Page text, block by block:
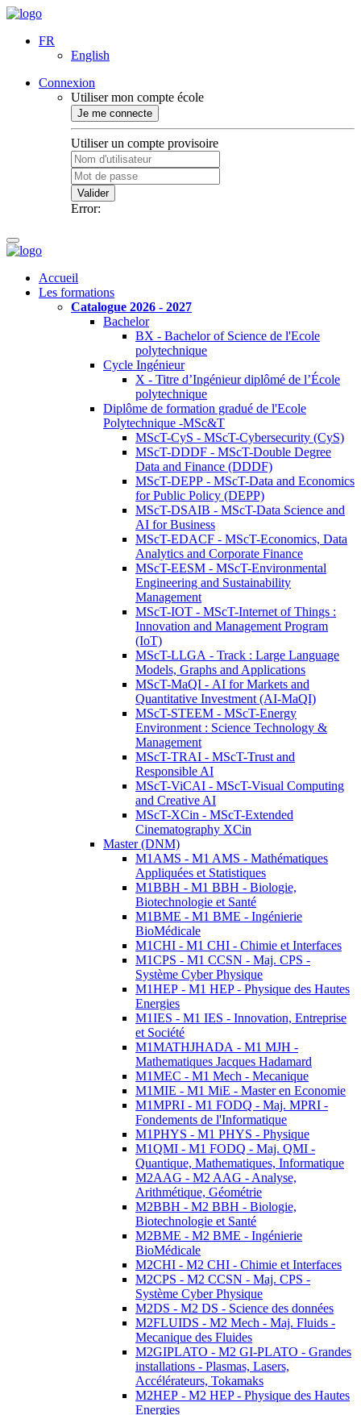
FR
English
Connexion
Utiliser mon compte école
Je me connecte
Utiliser un compte provisoire
Valider
Error:
Accueil
Les formations
Catalogue 2026 - 2027
Bachelor
BX - Bachelor of Science de l'Ecole
polytechnique
Cycle Ingénieur
X - Titre d’Ingénieur diplômé de l’École
polytechnique
Diplôme de formation gradué de l'Ecole
Polytechnique -MSc&T
MScT-CyS - MScT-Cybersecurity (CyS)
MScT-DDDF - MScT-Double Degree
Data and Finance (DDDF)
MScT-DEPP - MScT-Data and Economics
for Public Policy (DEPP)
MScT-DSAIB - MScT-Data Science and
AI for Business
MScT-EDACF - MScT-Economics, Data
Analytics and Corporate Finance
MScT-EESM - MScT-Environmental
Engineering and Sustainability
Management
MScT-IOT - MScT-Internet of Things :
Innovation and Management Program
(IoT)
MScT-LLGA - Track : Large Language
Models, Graphs and Applications
MScT-MaQI - AI for Markets and
Quantitative Investment (AI-MaQI)
MScT-STEEM - MScT-Energy
Environment : Science Technology &
Management
MScT-TRAI - MScT-Trust and
Responsible AI
MScT-ViCAI - MScT-Visual Computing
and Creative AI
MScT-XCin - MScT-Extended
Cinematography XCin
Master (DNM)
M1AMS - M1 AMS - Mathématiques
Appliquées et Statistiques
M1BBH - M1 BBH - Biologie,
Biotechnologie et Santé
M1BME - M1 BME - Ingénierie
BioMédicale
M1CHI - M1 CHI - Chimie et Interfaces
M1CPS - M1 CCSN - Maj. CPS -
Système Cyber Physique
M1HEP - M1 HEP - Physique des Hautes
Energies
M1IES - M1 IES - Innovation, Entreprise
et Société
M1MATHJHADA - M1 MJH -
Mathematiques Jacques Hadamard
M1MEC - M1 Mech - Mecanique
M1MIE - M1 MiE - Master en Economie
M1MPRI - M1 FODQ - Maj. MPRI -
Fondements de l'Informatique
M1PHYS - M1 PHYS - Physique
M1QMI - M1 FODQ - Maj. QMI -
Quantique, Mathematiques, Informatique
M2AAG - M2 AAG - Analyse,
Arithmétique, Géométrie
M2BBH - M2 BBH - Biologie,
Biotechnologie et Santé
M2BME - M2 BME - Ingénierie
BioMédicale
M2CHI - M2 CHI - Chimie et Interfaces
M2CPS - M2 CCSN - Maj. CPS -
Système Cyber Physique
M2DS - M2 DS - Science des données
M2FLUIDS - M2 Mech - Maj. Fluids -
Mecanique des Fluides
M2GIPLATO - M2 GI-PLATO - Grandes
installations - Plasmas, Lasers,
Accélérateurs, Tokamaks
M2HEP - M2 HEP - Physique des Hautes
Energies